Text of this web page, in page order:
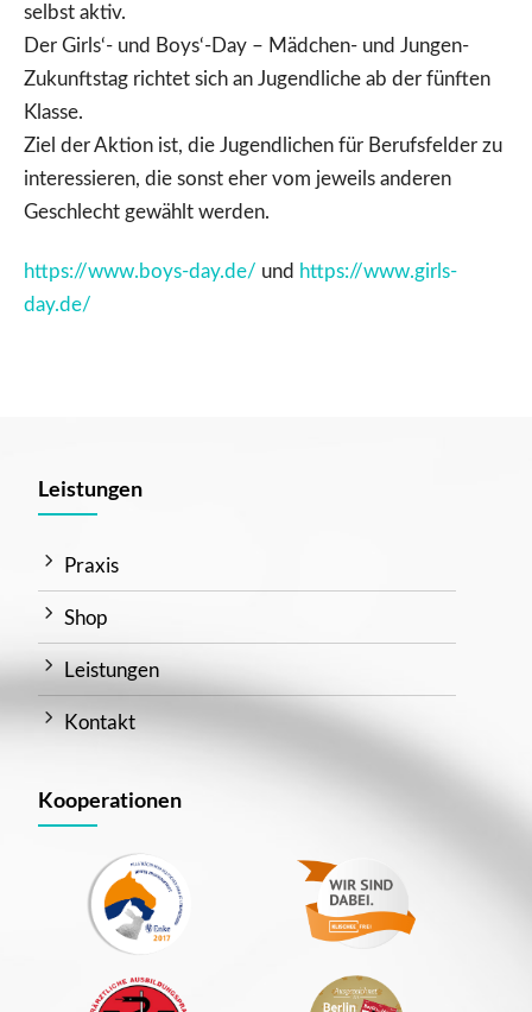
selbst aktiv.
Der Girls‘- und Boys‘-Day – Mädchen- und Jungen-
Zukunftstag richtet sich an Jugendliche ab der fünften
Klasse.
Ziel der Aktion ist, die Jugendlichen für Berufsfelder zu
interessieren, die sonst eher vom jeweils anderen
Geschlecht gewählt werden.
https://www.boys-day.de/ und https://www.girls-
day.de/
Leistungen
Praxis
Shop
Leistungen
Kontakt
Kooperationen